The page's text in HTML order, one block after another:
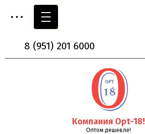
8 (951) 201 6000
Компания Opt-18!
Оптом дешевле!